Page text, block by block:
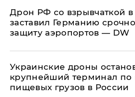
​Дрон РФ со взрывчаткой
заставил Германию
защиту аэропортов — DW
Украинские дроны
крупнейший терминал по
пищевых грузов в России